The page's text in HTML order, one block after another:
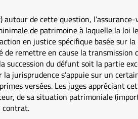
de cette question,
de patrimoine à laquelle la loi
en justice spécifique basée sur
remettre en cause la transmission
succession du défunt soit la partie
jurisprudence s’appuie sur un
versées. Les juges appréciant
de sa situation patrimoniale
contrat.